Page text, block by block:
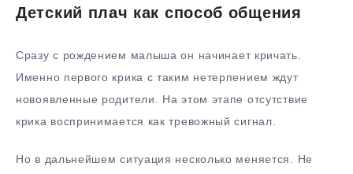
Детский плач как способ общения
Сразу с рождением малыша он начинает кричать.
Именно первого крика с таким нетерпением ждут
новоявленные родители. На этом этапе отсутствие
крика воспринимается как тревожный сигнал.
Но в дальнейшем ситуация несколько меняется. Не